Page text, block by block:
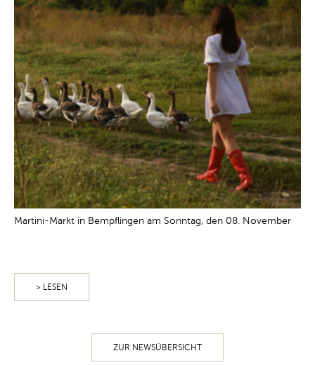
Martini-Markt in Bempflingen am Sonntag, den 08. November
> LESEN
ZUR NEWSÜBERSICHT